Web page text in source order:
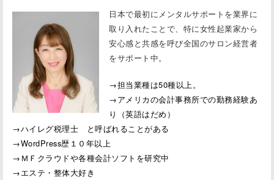
日本で最初にメンタルサポートを業界に
取り入れたことで、特に女性起業家から
安心感と共感を呼び全国のサロン経営者
をサポート中。
→担当業種は50種以上。
→アメリカの会計事務所での勤務経験あ
り（英語はだめ）
→ハイレグ税理士 と呼ばれることがある
→WordPress歴１０年以上
→ＭＦクラウドや各種会計ソフトを研究中
→エステ・整体大好き